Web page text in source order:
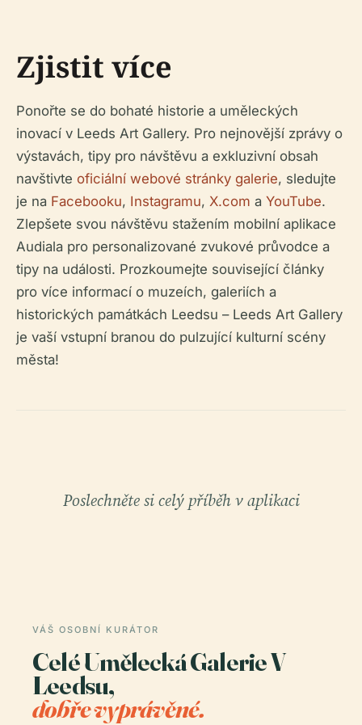
Zjistit více
Ponořte se do bohaté historie a uměleckých
inovací v Leeds Art Gallery. Pro nejnovější zprávy o
výstavách, tipy pro návštěvu a exkluzivní obsah
navštivte oficiální webové stránky galerie, sledujte
je na Facebooku, Instagramu, X.com a YouTube.
Zlepšete svou návštěvu stažením mobilní aplikace
Audiala pro personalizované zvukové průvodce a
tipy na události. Prozkoumejte související články
pro více informací o muzeích, galeriích a
historických památkách Leedsu – Leeds Art Gallery
je vaší vstupní branou do pulzující kulturní scény
města!
Poslechněte si celý příběh v aplikaci
VÁŠ OSOBNÍ KURÁTOR
Celé Umělecká Galerie V
Leedsu,
dobře vyprávěné.